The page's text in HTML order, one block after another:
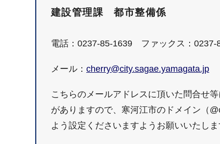
建設管理課 都市整備係
電話：0237-85-1639 ファックス：0237-
メール： cherry@city.sagae.yamagata.jp
こちらのメールアドレスに頂いた問合せ
がありますので、寒河江市のドメイン（
よう設定くださいますようお願いいたしま